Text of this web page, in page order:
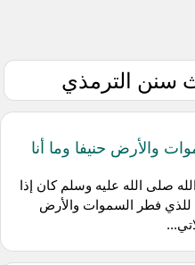
سنن الترمذي
والأرض حنيفا وما أنا
صلى الله عليه وسلم كان إذا
فطر السموات والأرض